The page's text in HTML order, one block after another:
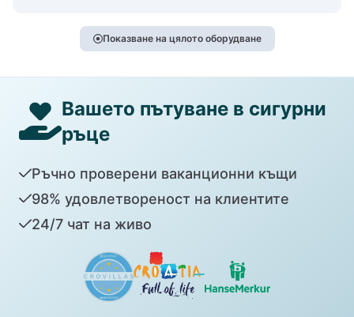
Показване на цялото оборудване
Вашето пътуване в сигурни
ръце
Ръчно проверени ваканционни къщи
98% удовлетвореност на клиентите
24/7 чат на живо